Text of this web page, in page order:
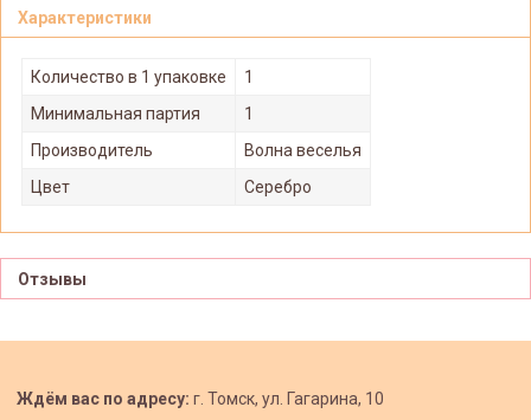
Характеристики
Количество в 1 упаковке
1
Минимальная партия
1
Производитель
Волна веселья
Цвет
Серебро
Отзывы
Ждём вас по адресу: г. Томск, ул. Гагарина, 10